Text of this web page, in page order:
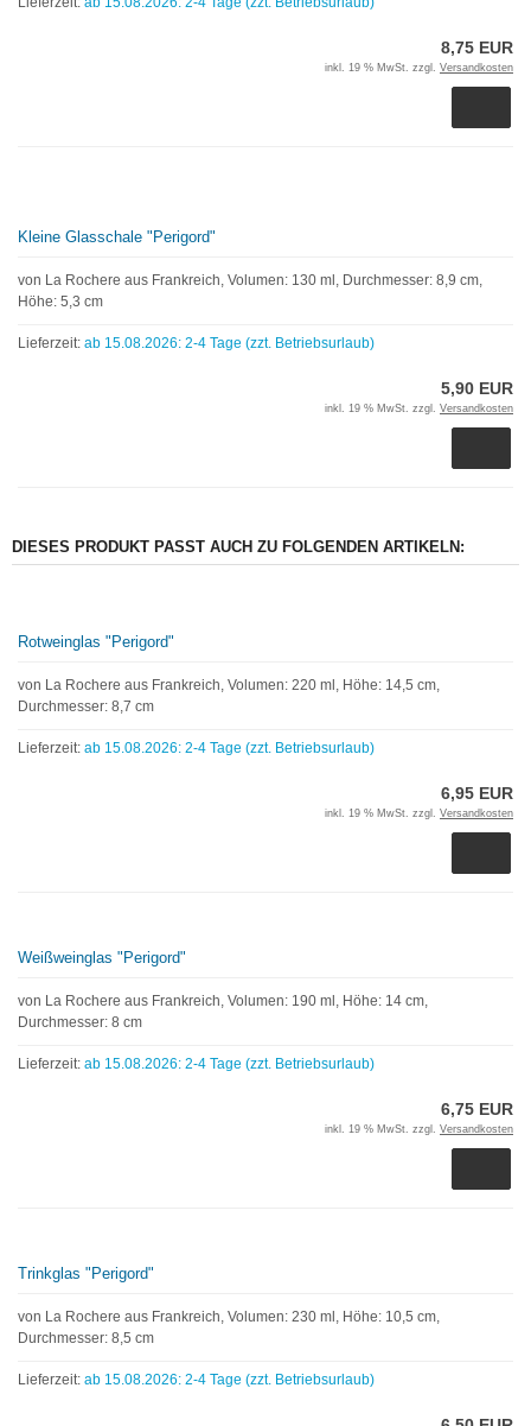
8,75 EUR
inkl. 19 % MwSt. zzgl. Versandkosten
Kleine Glasschale "Perigord"
von La Rochere aus Frankreich, Volumen: 130 ml, Durchmesser: 8,9 cm,
Höhe: 5,3 cm
Lieferzeit: ab 15.08.2026: 2-4 Tage (zzt. Betriebsurlaub)
5,90 EUR
inkl. 19 % MwSt. zzgl. Versandkosten
DIESES PRODUKT PASST AUCH ZU FOLGENDEN ARTIKELN:
Rotweinglas "Perigord"
von La Rochere aus Frankreich, Volumen: 220 ml, Höhe: 14,5 cm,
Durchmesser: 8,7 cm
Lieferzeit: ab 15.08.2026: 2-4 Tage (zzt. Betriebsurlaub)
6,95 EUR
inkl. 19 % MwSt. zzgl. Versandkosten
Weißweinglas "Perigord"
von La Rochere aus Frankreich, Volumen: 190 ml, Höhe: 14 cm,
Durchmesser: 8 cm
Lieferzeit: ab 15.08.2026: 2-4 Tage (zzt. Betriebsurlaub)
6,75 EUR
inkl. 19 % MwSt. zzgl. Versandkosten
Trinkglas "Perigord"
von La Rochere aus Frankreich, Volumen: 230 ml, Höhe: 10,5 cm,
Durchmesser: 8,5 cm
Lieferzeit: ab 15.08.2026: 2-4 Tage (zzt. Betriebsurlaub)